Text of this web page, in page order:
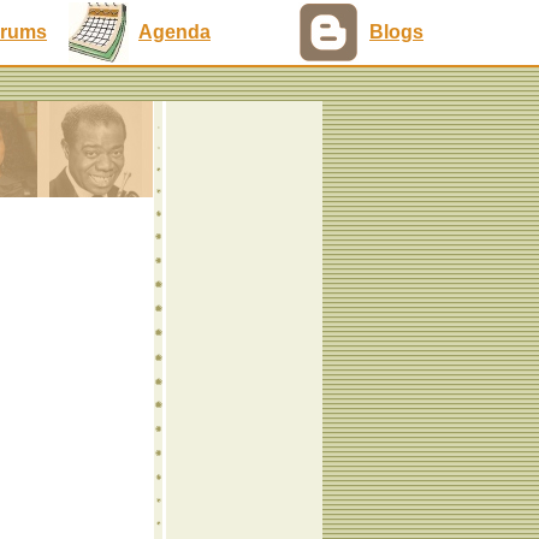
Agenda Blogs